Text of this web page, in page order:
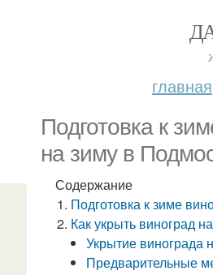
главная
Подготовка к
на зиму в
Содержание
Подготовка к зиме
Как укрыть виноград
Укрытие винограда
Предварительные